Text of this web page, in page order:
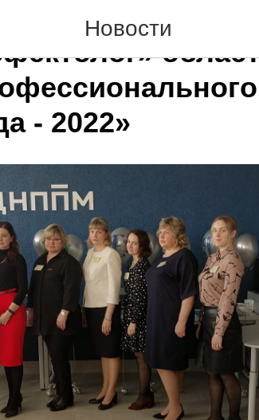
Новости
участников
- 2022»